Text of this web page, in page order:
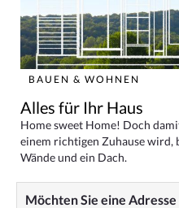
BAUEN & WOHNEN
Alles für Ihr Haus
Home sweet Home! Doch
einem richtigen Zuhause wird,
Wände und ein Dach.
Möchten Sie eine